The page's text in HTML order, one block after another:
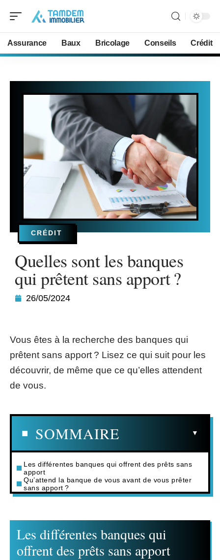
Assurance Baux Bricolage Conseils Crédit
CRÉDIT
Quelles sont les banques
qui prêtent sans apport ?
26/05/2024
Vous êtes à la recherche des banques qui
prêtent sans apport ? Lisez ce qui suit pour les
découvrir, de même que ce qu’elles attendent
de vous.
SOMMAIRE
Les différentes banques qui offrent des prêts sans
apport
Qu’attend la banque de vous avant de vous prêter
sans apport ?
Les différentes banques qui
offrent des prêts sans apport